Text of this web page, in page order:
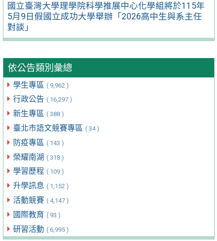
國立臺灣大學理學院科學推展中心化學組將於115年
5月9日假國立成功大學舉辦「2026高中生與系主任
對談」
依公告類別彙總
學生專區 ( 9,962 )
行政公告 ( 16,297 )
新生專區 ( 388 )
臺北市語文競賽專區 ( 34 )
防疫專區 ( 143 )
榮耀南湖 ( 318 )
學習歷程 ( 109 )
升學訊息 ( 1,152 )
活動競賽 ( 4,147 )
國際教育 ( 93 )
研習活動 ( 6,995 )